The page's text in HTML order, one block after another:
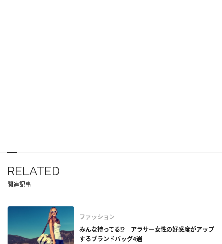
RELATED
関連記事
ファッション
みんな持ってる!? アラサー女性の好感度がアップ
するブランドバッグ4選